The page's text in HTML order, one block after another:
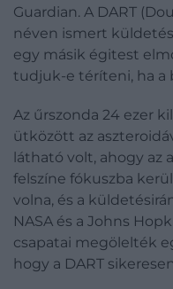
Guardian. A DART
néven ismert
egy másik égitest
tudjuk-e téríteni, ha a
Az űrszonda 24 ezer
ütközött az
látható volt, ahogy az
felszíne fókuszba
volna, és a
NASA és a Johns
csapatai megölelték
hogy a DART